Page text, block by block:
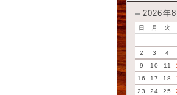
2026年8
日 月 火
2
3 4
9
10 11
16
17 18
23
24 25